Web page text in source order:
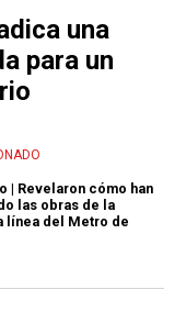
una
para un
| Revelaron cómo han
las obras de la
línea del Metro de